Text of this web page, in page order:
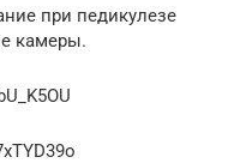
при педикулезе
камеры.